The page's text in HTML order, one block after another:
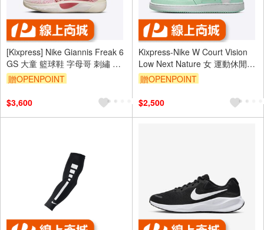
[Kixpress] Nike Giannis Freak 6
GS 大童 籃球鞋 字母哥 刺繡 玫
瑰 米白 粉 [HM4216-100]
贈OPENPOINT
$3,600
Kixpress-Nike W Court Vision
Low Next Nature 女 運動休閒鞋
薄荷綠 [DH3158-301]
贈OPENPOINT
$2,500